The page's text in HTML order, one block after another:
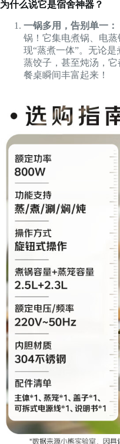
为什么说它是宿舍神器？
一锅多用，告别单一：
锅！它集电煮锅、电
现“蒸煮一体”。无论是
蒸饺子，甚至炖汤，
餐桌瞬间丰富起来！